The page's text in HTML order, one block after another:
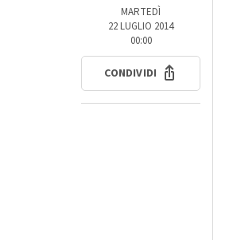
MARTEDÌ
22 LUGLIO 2014
00:00
CONDIVIDI